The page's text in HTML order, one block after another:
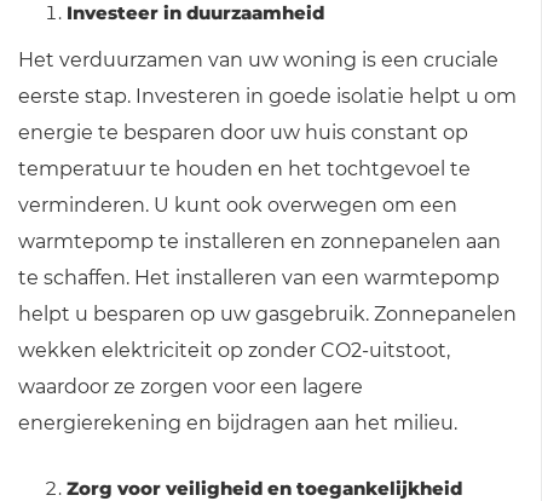
Investeer in duurzaamheid
Het verduurzamen van uw woning is een cruciale
eerste stap. Investeren in goede isolatie helpt u om
energie te besparen door uw huis constant op
temperatuur te houden en het tochtgevoel te
verminderen. U kunt ook overwegen om een
warmtepomp te installeren en zonnepanelen aan
te schaffen. Het installeren van een warmtepomp
helpt u besparen op uw gasgebruik. Zonnepanelen
wekken elektriciteit op zonder CO2-uitstoot,
waardoor ze zorgen voor een lagere
energierekening en bijdragen aan het milieu.
Zorg voor veiligheid en toegankelijkheid